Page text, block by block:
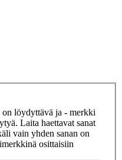
on löydyttävä ja - merkki
Laita haettavat sanat
vain yhden sanan on
osittaisiin